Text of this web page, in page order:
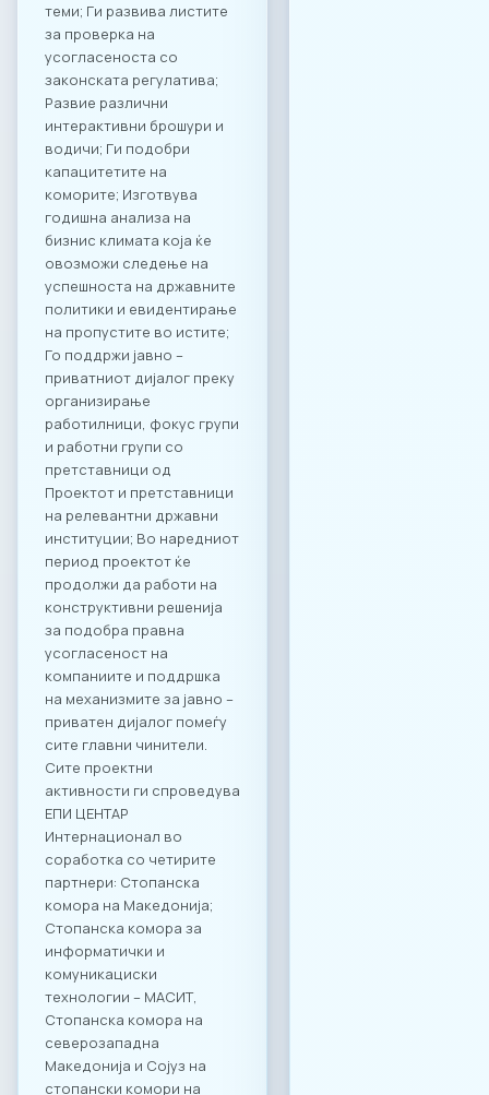
теми; Ги развива листите
за проверка на
усогласеноста со
законската регулатива;
Развие различни
интерактивни брошури и
водичи; Ги подобри
капацитетите на
коморите; Изготвува
годишна анализа на
бизнис климата која ќе
овозможи следење на
успешноста на државните
политики и евидентирање
на пропустите во истите;
Го поддржи јавно –
приватниот дијалог преку
организирање
работилници, фокус групи
и работни групи со
претставници од
Проектот и претставници
на релевантни државни
институции; Во наредниот
период проектот ќе
продолжи да работи на
конструктивни решенија
за подобра правна
усогласеност на
компаниите и поддршка
на механизмите за јавно –
приватен дијалог помеѓу
сите главни чинители.
Сите проектни
активности ги спроведува
ЕПИ ЦЕНТАР
Интернационал во
соработка со четирите
партнери: Стопанска
комора на Македонија;
Стопанска комора за
информатички и
комуникациски
технологии – МАСИТ,
Стопанска комора на
северозападна
Македонија и Сојуз на
стопански комори на